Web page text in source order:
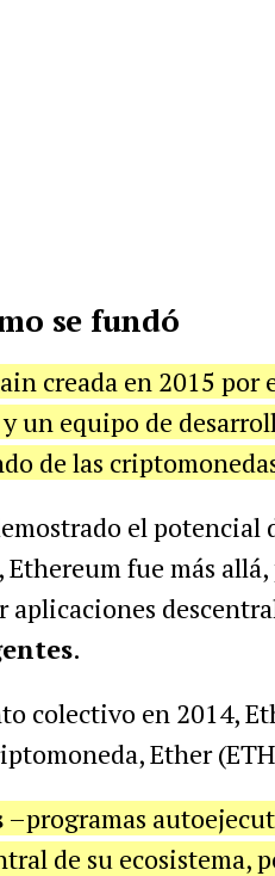
se fundó
creada en 2015 por
y un equipo de
de las
el potencial
fue más
.
colectivo en 2014,
Ether
–programas
de su ecosistema,